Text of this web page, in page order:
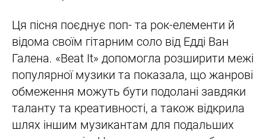
Ця пісня поєднує поп- та рок-елементи й
відома своїм гітарним соло від Едді Ван
Галена. «Beat It» допомогла розширити межі
популярної музики та показала, що жанрові
обмеження можуть бути подолані завдяки
таланту та креативності, а також відкрила
шлях іншим музикантам для подальших